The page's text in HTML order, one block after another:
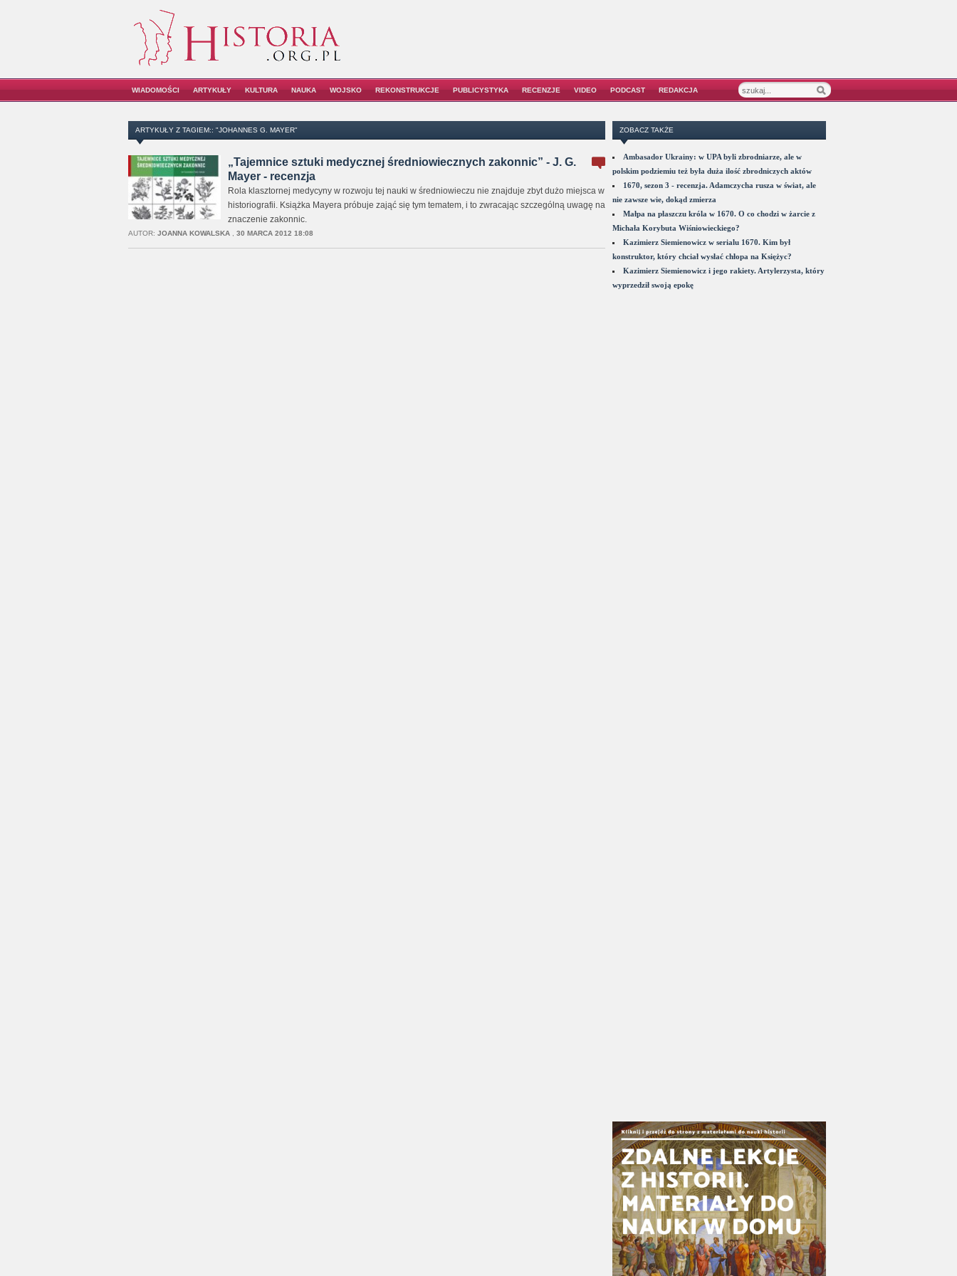
WIADOMOŚCI ARTYKUŁY KULTURA NAUKA WOJSKO REKONSTRUKCJE PUBLICYSTYKA RECENZJE VIDEO PODCAST REDAKCJA
ARTYKUŁY Z TAGIEM:: "JOHANNES G. MAYER"
„Tajemnice sztuki medycznej średniowiecznych zakonnic” - J. G.
Mayer - recenzja
Rola klasztornej medycyny w rozwoju tej nauki w średniowieczu nie znajduje zbyt dużo miejsca w
historiografii. Książka Mayera próbuje zająć się tym tematem, i to zwracając szczególną uwagę na
znaczenie zakonnic.
AUTOR: JOANNA KOWALSKA, 30 MARCA 2012 18:08
ZOBACZ TAKŻE
Ambasador Ukrainy: w UPA byli zbrodniarze, ale w
polskim podziemiu też była duża ilość zbrodniczych aktów
1670, sezon 3 - recenzja. Adamczycha rusza w świat, ale
nie zawsze wie, dokąd zmierza
Małpa na płaszczu króla w 1670. O co chodzi w żarcie z
Michała Korybuta Wiśniowieckiego?
Kazimierz Siemienowicz w serialu 1670. Kim był
konstruktor, który chciał wysłać chłopa na Księżyc?
Kazimierz Siemienowicz i jego rakiety. Artylerzysta, który
wyprzedził swoją epokę